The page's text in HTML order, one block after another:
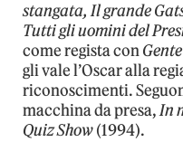
stangata, Il grande
Tutti gli uomini del
come regista con
gli vale l’Oscar alla
riconoscimenti.
macchina da presa,In
Quiz Show(1994).